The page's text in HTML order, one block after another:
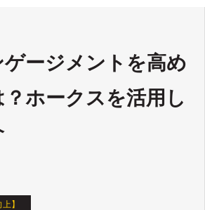
ージメントを高め
ホークスを活用し
】